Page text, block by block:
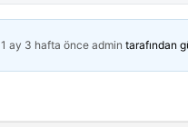
1 ay 3 hafta önce admin tarafından